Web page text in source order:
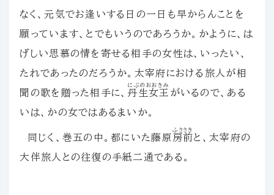
なく、元気でお逢いする日の一日も早からんことを
願っています、とでもいうのであろうか。かように、は
げしい思慕の情を寄せる相手の女性は、いったい、
たれであったのだろうか。太宰府における旅人が相
聞の歌を贈った相手に、 丹生女王
にぶのおおきみ
がいるので、ある
いは、かの女ではあるまいか。
同じく、巻五の中。都にいた藤原 房前
ふささき
と、太宰府の
大伴旅人との往復の手紙二通である。